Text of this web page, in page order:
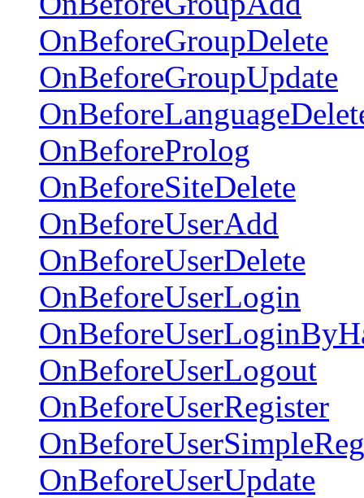
OnBeforeGroupDelete
OnBeforeGroupUpdate
OnBeforeProlog
OnBeforeSiteDelete
OnBeforeUserAdd
OnBeforeUserDelete
OnBeforeUserLogin
OnBeforeUserLogout
OnBeforeUserRegister
OnBeforeUserUpdate